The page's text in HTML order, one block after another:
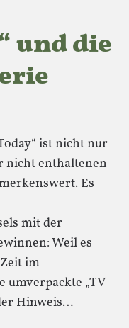
und die
ist nicht nur
nicht enthaltenen
Es
mit der
Weil es
im
umverpackte „TV
Hinweis…